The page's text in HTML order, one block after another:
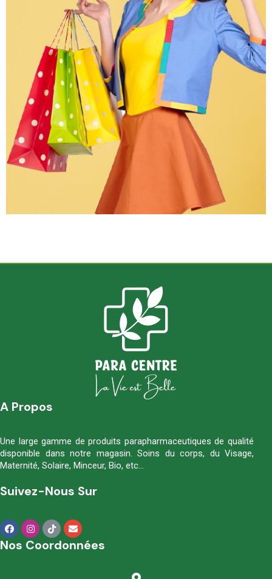
A Propos
Une large gamme de produits parapharmaceutiques de qualité
disponible dans notre magasin. Soins du corps, du Visage,
Maternité, Solaire, Minceur, Bio, etc…
Suivez-Nous Sur
Nos Coordonnées